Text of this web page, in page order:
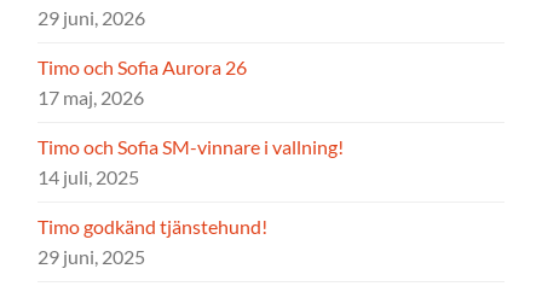
29 juni, 2026
Timo och Sofia Aurora 26
17 maj, 2026
Timo och Sofia SM-vinnare i vallning!
14 juli, 2025
Timo godkänd tjänstehund!
29 juni, 2025